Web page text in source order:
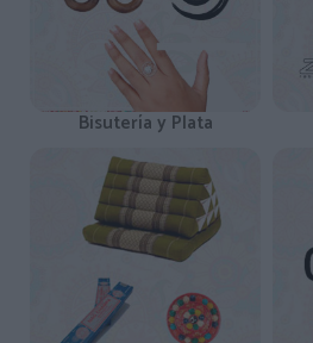
Bisutería y Plata